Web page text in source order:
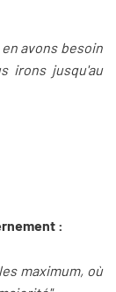
avons besoin
irons jusqu'au
:
maximum, où